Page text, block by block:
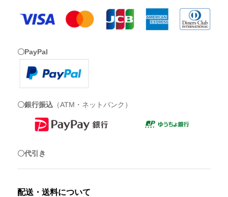
〇PayPal
〇銀行振込 （ATM・ネットバンク）
〇代引き
配送・送料について